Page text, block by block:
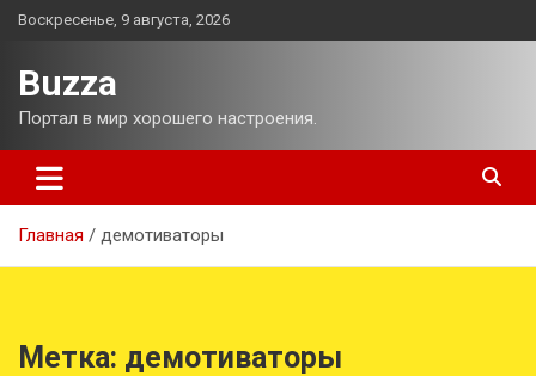
Перейти
Воскресенье, 9 августа, 2026
Buzza
Портал в мир хорошего настроения.
Главная демотиваторы
Метка: демотиваторы